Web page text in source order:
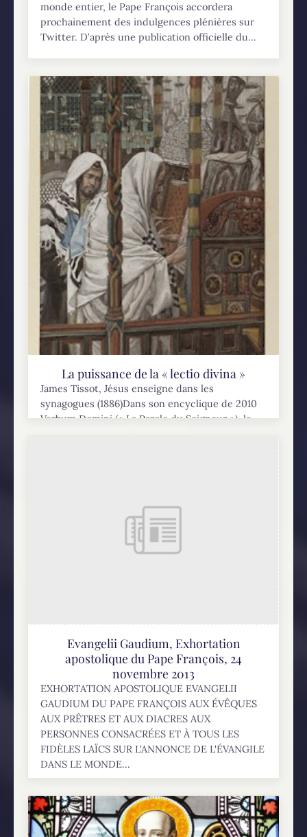
monde entier, le Pape François accordera
prochainement des indulgences plénières sur
Twitter. D’après une publication officielle du...
La puissance de la « lectio divina »
James Tissot, Jésus enseigne dans les
synagogues (1886)Dans son encyclique de 2010
Verbum Domini (« La Parole du Seigneur »), le
pape Benoît XVI a plaidé pour une approche
Evangelii Gaudium, Exhortation
apostolique du Pape François, 24
novembre 2013
EXHORTATION APOSTOLIQUE EVANGELII
GAUDIUM DU PAPE FRANÇOIS AUX ÉVÊQUES
AUX PRÊTRES ET AUX DIACRES AUX
PERSONNES CONSACRÉES ET À TOUS LES
FIDÈLES LAÏCS SUR L'ANNONCE DE L'ÉVANGILE
DANS LE MONDE...